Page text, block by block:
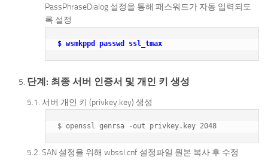
PassPhraseDialog 설정을 통해 패스워드가 자동 입력되도
록 설정
$ wsmkppd passwd ssl_tmax
단계: 최종 서버 인증서 및 개인 키 생성
서버 개인 키 (privkey.key) 생성
SAN 설정을 위해 wbssl.cnf 설정파일 원본 복사 후 수정